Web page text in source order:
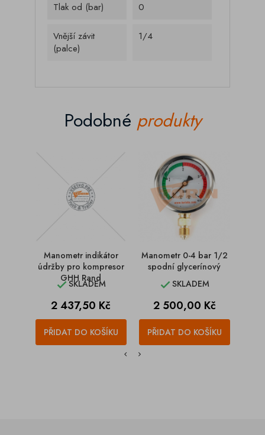
Tlak od (bar) 0
Vnější závit
(palce)
1/4
Podobné produkty
Manometr indikátor
údržby pro kompresor
GHH Rand
SKLADEM
Cena
2 437,50 Kč
PŘIDAT DO KOŠÍKU
Manometr 0-4 bar 1/2
spodní glycerínový
SKLADEM
Cena
2 500,00 Kč
PŘIDAT DO KOŠÍKU